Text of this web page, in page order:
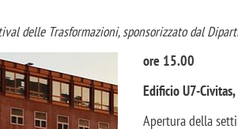
delle Trasformazioni, sponsorizzato dal
ore 15.00
Edificio U7-
Apertura della